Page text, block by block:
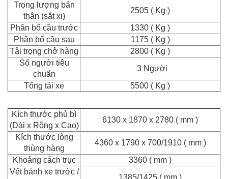
Trọng lượng bản
thân (sắt xi)
2505 ( Kg )
Phân bố cầu trước
1330 ( Kg )
Phân bố cầu sau
1175 ( Kg )
Tải trọng chở hàng
2800 ( Kg )
Số người tiêu
chuẩn
3 Người
Tổng tải xe
5500 ( Kg )
Kích thước phủ bì
(Dài x Rộng x Cao)
6130 x 1870 x 2780 ( mm )
Kích thước lòng
thùng hàng
4360 x 1790 x 700/1910 ( mm )
Khoảng cách trục
3360 ( mm )
Vết bánh xe trước /
1385/1425 ( mm )